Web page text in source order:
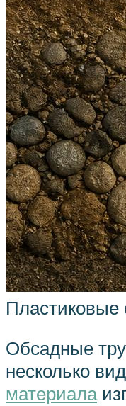
Обсадные
несколько
материала